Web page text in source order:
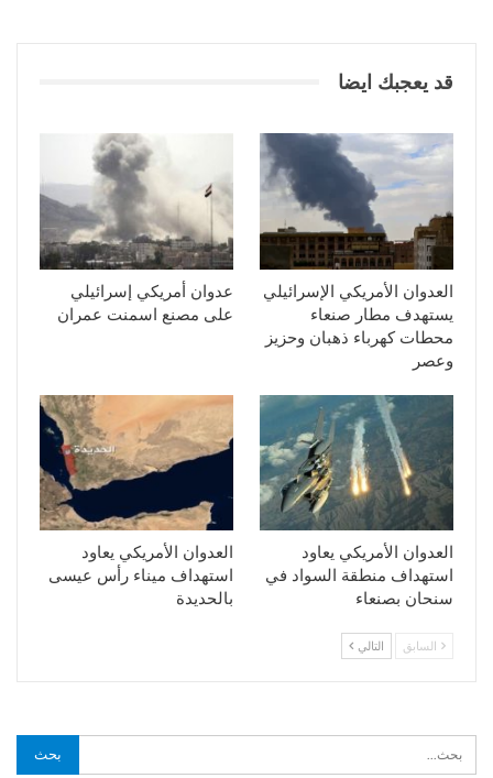
قد يعجبك ايضا
العدوان الأمريكي الإسرائيلي
يستهدف مطار صنعاء
محطات كهرباء ذهبان وحزيز
وعصر
عدوان أمريكي إسرائيلي
على مصنع اسمنت عمران
العدوان الأمريكي يعاود
استهداف منطقة السواد في
سنحان بصنعاء
العدوان الأمريكي يعاود
استهداف ميناء رأس عيسى
بالحديدة
السابق التالي